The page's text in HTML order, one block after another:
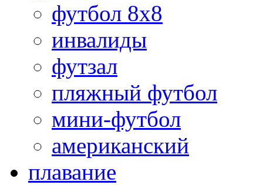
футбол 8х8
инвалиды
футзал
пляжный футбол
мини-футбол
американский
плавание